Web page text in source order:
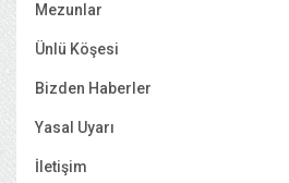
Mezunlar
Ünlü Köşesi
Bizden Haberler
Yasal Uyarı
İletişim